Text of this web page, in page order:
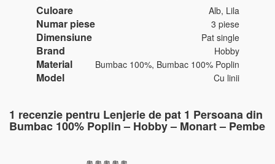
Culoare Alb, Lila
Numar piese 3 piese
Dimensiune Pat single
Brand Hobby
Material Bumbac 100%, Bumbac 100% Poplin
Model Cu linii
1 recenzie pentru Lenjerie de pat 1 Persoana din
Bumbac 100% Poplin – Hobby – Monart – Pembe